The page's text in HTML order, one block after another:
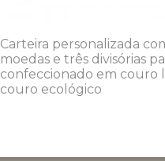
Carteira personalizada
moedas e três divisórias
confeccionado em couro
couro ecológico